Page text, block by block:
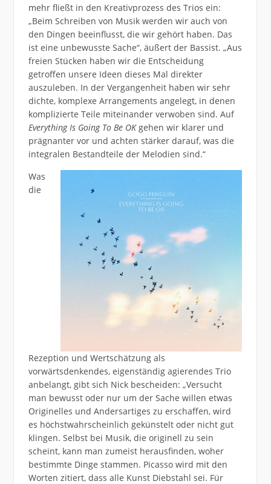
mehr fließt in den Kreativprozess des Trios ein:
„Beim Schreiben von Musik werden wir auch von
den Dingen beeinflusst, die wir gehört haben. Das
ist eine unbewusste Sache“, äußert der Bassist. „Aus
freien Stücken haben wir die Entscheidung
getroffen unsere Ideen dieses Mal direkter
auszuleben. In der Vergangenheit haben wir sehr
dichte, komplexe Arrangements angelegt, in denen
komplizierte Teile miteinander verwoben sind. Auf
Everything Is Going To Be OKgehen wir klarer und
prägnanter vor und achten stärker darauf, was die
integralen Bestandteile der Melodien sind.“
Was
die
Rezeption und Wertschätzung als
vorwärtsdenkendes, eigenständig agierendes Trio
anbelangt, gibt sich Nick bescheiden: „Versucht
man bewusst oder nur um der Sache willen etwas
Originelles und Andersartiges zu erschaffen, wird
es höchstwahrscheinlich gekünstelt oder nicht gut
klingen. Selbst bei Musik, die originell zu sein
scheint, kann man zumeist herausfinden, woher
bestimmte Dinge stammen. Picasso wird mit den
Worten zitiert, dass alle Kunst Diebstahl sei. Für